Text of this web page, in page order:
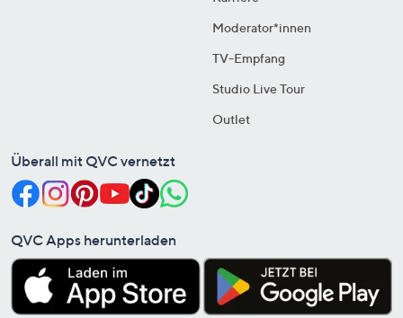
Moderator*innen
TV-Empfang
Studio Live Tour
Outlet
Überall mit QVC vernetzt
QVC Apps herunterladen